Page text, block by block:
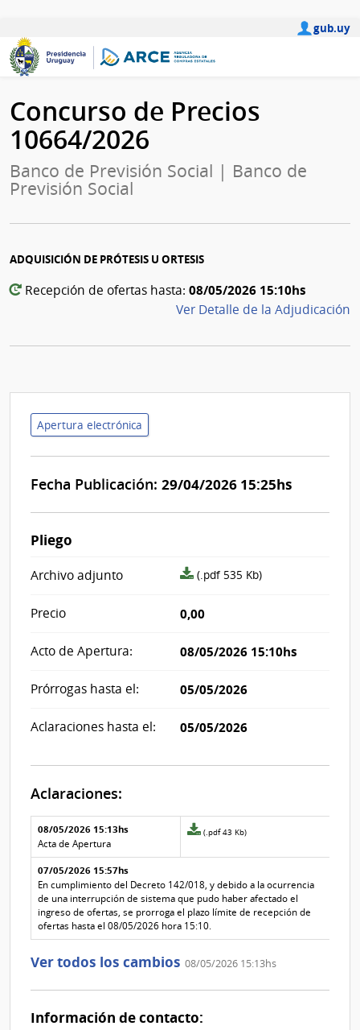
gub.uy
Concurso de Precios
10664/2026
Banco de Previsión Social | Banco de
Previsión Social
ADQUISICIÓN DE PRÓTESIS U ORTESIS
Recepción de ofertas hasta: 08/05/2026 15:10hs
Ver Detalle de la Adjudicación
Apertura electrónica
Fecha Publicación: 29/04/2026 15:25hs
Pliego
Archivo adjunto
archivo
(.pdf 535 Kb)
Precio 0,00
Acto de Apertura: 08/05/2026 15:10hs
Prórrogas hasta el: 05/05/2026
Aclaraciones hasta el: 05/05/2026
Aclaraciones:
Aclaraciones del llamado
Fecha y
texto de
la
aclaración
Archivo
de la
aclaración
08/05/2026 15:13hs
Acta de Apertura
Archivo
de
aclaración
Nº
1
(.pdf 43 Kb)
07/05/2026 15:57hs
En cumplimiento del Decreto 142/018, y debido a la ocurrencia
de una interrupción de sistema que pudo haber afectado el
ingreso de ofertas, se prorroga el plazo límite de recepción de
ofertas hasta el 08/05/2026 hora 15:10.
Ver todos los cambios 08/05/2026 15:13hs
Información de contacto: